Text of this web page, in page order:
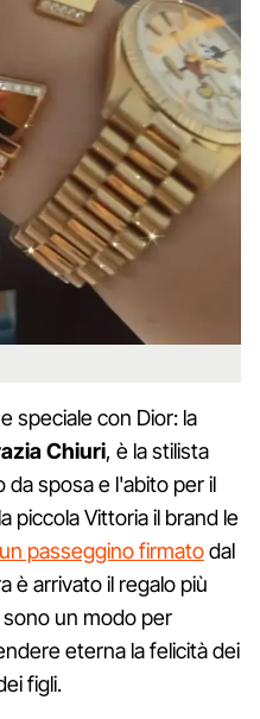
speciale con Dior: la
Chiuri, è la stilista
da sposa e l'abito per il
piccola Vittoria il brand le
un passeggino firmatodal
è arrivato il regalo più
un modo per
eterna la felicità dei
figli.